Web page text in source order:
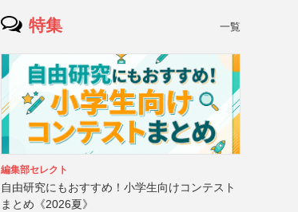
特集 一覧
編集部セレクト
自由研究にもおすすめ！小学生向けコンテスト
まとめ《2026夏》